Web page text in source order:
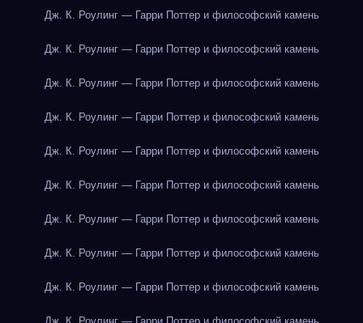
Дж. К. Роулинг — Гарри Поттер и философский камень
Дж. К. Роулинг — Гарри Поттер и философский камень
Дж. К. Роулинг — Гарри Поттер и философский камень
Дж. К. Роулинг — Гарри Поттер и философский камень
Дж. К. Роулинг — Гарри Поттер и философский камень
Дж. К. Роулинг — Гарри Поттер и философский камень
Дж. К. Роулинг — Гарри Поттер и философский камень
Дж. К. Роулинг — Гарри Поттер и философский камень
Дж. К. Роулинг — Гарри Поттер и философский камень